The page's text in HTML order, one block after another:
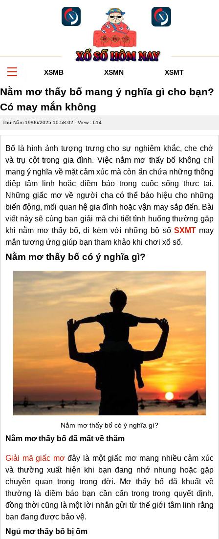
XSMB XSMN XSMT
Nằm mơ thấy bố mang ý nghĩa gì cho bạn?
Có may mắn không
Thứ Năm 19/06/2025 10:58:02 - View : 614
Bố là hình ảnh tượng trưng cho sự nghiêm khắc, che chở
và trụ cột trong gia đình. Việc nằm mơ thấy bố không chỉ
mang ý nghĩa về mặt cảm xúc mà còn ẩn chứa những thông
điệp tâm linh hoặc điềm báo trong cuộc sống thực tại.
Những giấc mơ về người cha có thể báo hiệu cho những
biến động, mối quan hệ gia đình hoặc vận may sắp đến. Bài
viết này sẽ cùng bạn giải mã chi tiết tình huống thường gặp
khi nằm mơ thấy bố, đi kèm với những bộ số SXMTmay
mắn tương ứng giúp bạn tham khảo khi chơi xổ số.
Nằm mơ thấy bố có ý nghĩa gì?
Nằm mơ thấy bố có ý nghĩa gì?
Nằm mơ thấy bố đã mất về thăm
Giải mã giấc mơ đây là một giấc mơ mang nhiều cảm xúc
và thường xuất hiện khi bạn đang nhớ nhung hoặc gặp
chuyện quan trọng trong đời. Mơ thấy bố đã khuất về
thường là điềm báo bạn cần cẩn trọng trong quyết định,
đồng thời cũng là một lời nhắn gửi từ thế giới tâm linh rằng
bạn đang được bảo vệ.
Ngủ mơ thấy bố bị ốm